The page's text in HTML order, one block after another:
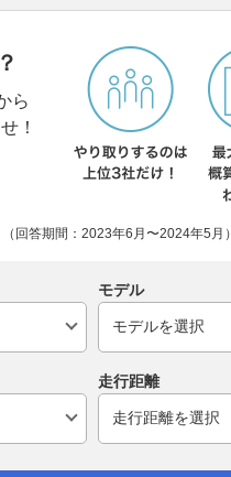
ら
！
回答期間：2023年6月〜2024年5月）
モデル
走行距離